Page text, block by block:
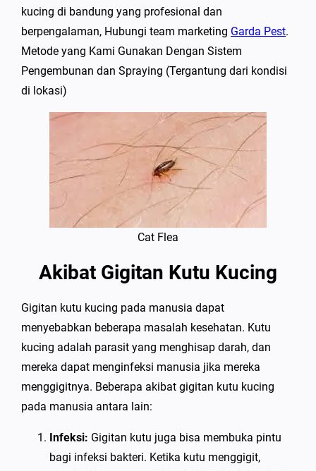
kucing di bandung yang profesional dan
berpengalaman, Hubungi team marketing Garda Pest.
Metode yang Kami Gunakan Dengan Sistem
Pengembunan dan Spraying (Tergantung dari kondisi
di lokasi)
Cat Flea
Akibat Gigitan Kutu Kucing
Gigitan kutu kucing pada manusia dapat
menyebabkan beberapa masalah kesehatan. Kutu
kucing adalah parasit yang menghisap darah, dan
mereka dapat menginfeksi manusia jika mereka
menggigitnya. Beberapa akibat gigitan kutu kucing
pada manusia antara lain:
Infeksi: Gigitan kutu juga bisa membuka pintu
bagi infeksi bakteri. Ketika kutu menggigit,